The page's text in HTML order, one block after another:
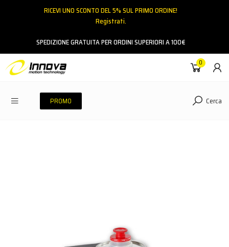
RICEVI UNO SCONTO DEL 5% SUL PRIMO ORDINE!
Registrati.
SPEDIZIONE GRATUITA PER ORDINI SUPERIORI A 100€
0
PROMO Cerca